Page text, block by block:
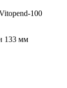
100
133 мм